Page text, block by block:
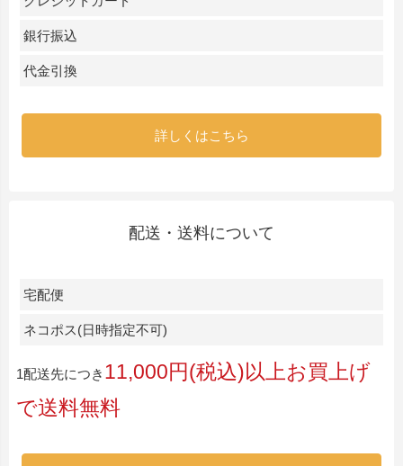
銀行振込
代金引換
詳しくはこちら
配送・送料について
宅配便
ネコポス(日時指定不可)
1配送先につき 11,000円(税込)以上お買上げ
で送料無料